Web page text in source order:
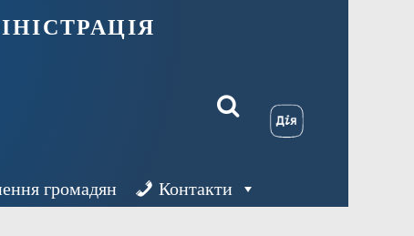
громадян Контакти